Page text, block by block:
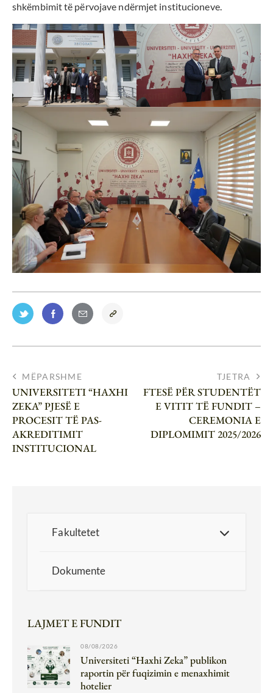
shkëmbimit të përvojave ndërmjet institucioneve.
MËPARSHME
UNIVERSITETI “HAXHI
ZEKA” PJESË E
PROCESIT TË PAS-
AKREDITIMIT
INSTITUCIONAL
TJETRA
FTESË PËR STUDENTËT
E VITIT TË FUNDIT –
CEREMONIA E
DIPLOMIMIT 2025/2026
Fakultetet
Dokumente
LAJMET E FUNDIT
08/08/2026
Universiteti “Haxhi Zeka” publikon
raportin për fuqizimin e menaxhimit
hotelier